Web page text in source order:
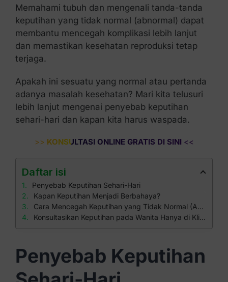
Memahami tubuh dan mengenali tanda-tanda
keputihan yang tidak normal (abnormal) dapat
membantu mencegah komplikasi lebih lanjut
dan memastikan kesehatan reproduksi tetap
terjaga.
Apakah ini sesuatu yang normal atau pertanda
adanya masalah kesehatan? Mari kita telusuri
lebih lanjut mengenai penyebab keputihan
sehari-hari dan kapan kita harus waspada.
>> KONSULTASI ONLINE GRATIS DI SINI <<
Daftar isi
Penyebab Keputihan Sehari-Hari
Kapan Keputihan Menjadi Berbahaya?
Cara Mencegah Keputihan yang Tidak Normal (Abnormal)
Konsultasikan Keputihan pada Wanita Hanya di Klinik Apollo
Penyebab Keputihan